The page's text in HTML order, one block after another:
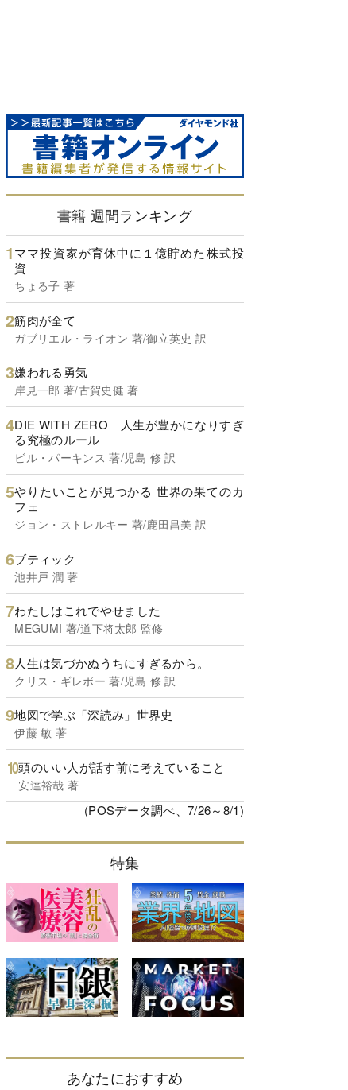
書籍 週間ランキング
ママ投資家が育休中に１億貯めた株式投
資
ちょる子 著
筋肉が全て
ガブリエル・ライオン 著/御立英史 訳
嫌われる勇気
岸見一郎 著/古賀史健 著
DIE WITH ZERO 人生が豊かになりすぎ
る究極のルール
ビル・パーキンス 著/児島 修 訳
やりたいことが見つかる 世界の果てのカ
フェ
ジョン・ストレルキー 著/鹿田昌美 訳
ブティック
池井戸 潤 著
わたしはこれでやせました
MEGUMI 著/道下将太郎 監修
人生は気づかぬうちにすぎるから。
クリス・ギレボー 著/児島 修 訳
地図で学ぶ「深読み」世界史
伊藤 敏 著
頭のいい人が話す前に考えていること
安達裕哉 著
(POSデータ調べ、7/26～8/1)
特集
あなたにおすすめ